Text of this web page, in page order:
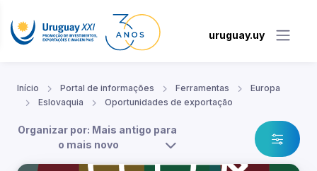
uruguay.uy
Início Portal de informações Ferramentas
Europa
Eslovaquia
Oportunidades de exportação
Organizar por: Mais antigo para
o mais novo